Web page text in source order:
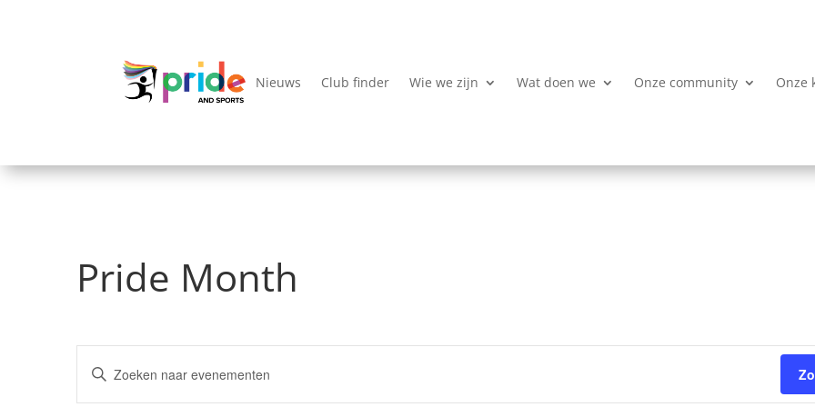
Nieuws Club finder Wie we zijn Wat doen we Onze community Onze
Pride Month
Evenementen
Zoeken
Vul